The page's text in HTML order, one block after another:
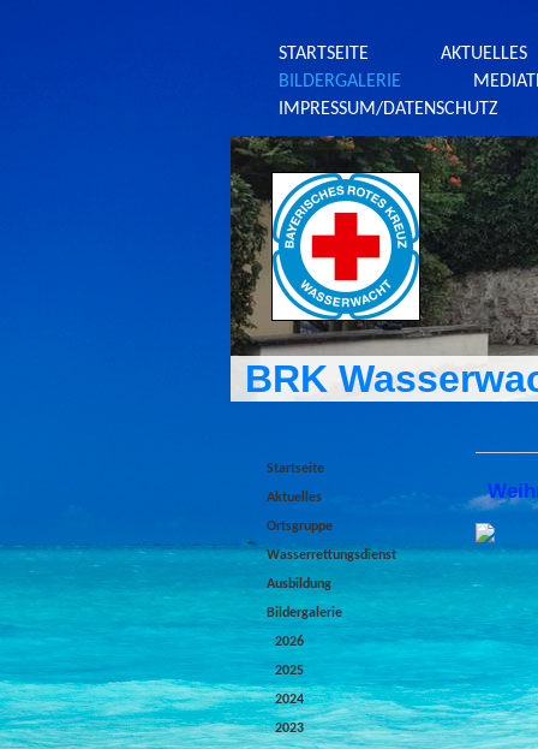
STARTSEITE
AKTUELLES
BILDERGALERIE
IMPRESSUM/DATENSCHUTZ
BRK
Startseite
Aktuelles
Ortsgruppe
Wasserrettungsdienst
Ausbildung
Bildergalerie
2026
2025
2024
2023